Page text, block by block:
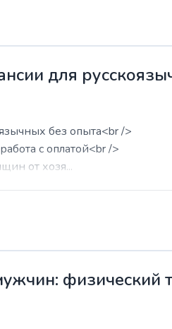
для
без опыта<br />
с оплатой<br />
от хозя...
физический